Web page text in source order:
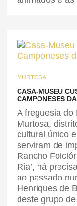
MURTOSA
CASA-MUSEU
CAMPONESES
A freguesia do
Murtosa,
cultural único
serviram de
Rancho
Ria’, há
ao passado
Henriques de
deste grupo